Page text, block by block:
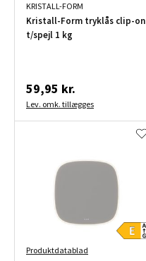
KRISTALL-FORM
Kristall-Form tryklås clip-on
t/spejl 1 kg
59,95 kr.
Lev. omk. tillægges
Produktdatablad